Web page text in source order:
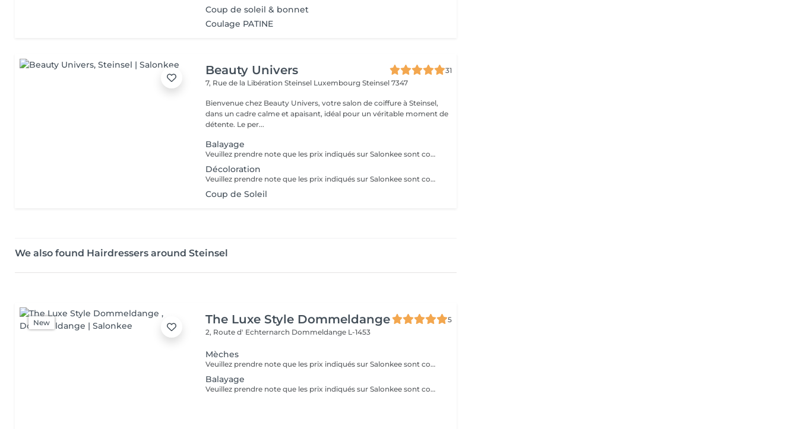
Coup de soleil & bonnet
Coulage PATINE
Beauty Univers
31
7, Rue de la Libération Steinsel LuxembourgSteinsel 7347
Bienvenue chez Beauty Univers, votre salon de coiffure à Steinsel,
dans un cadre calme et apaisant, idéal pour un véritable moment de
détente. Le per...
Balayage
Veuillez prendre note que les prix indiqués sur Salonkee sont communiqués à titre informatif et s'entendent de base. Ces derniers sont susceptibles de varier selon le diagnostic réalisé à votre arrivée au salon et l'expertise du professionnel à qui vous confiez votre beauté. Dans tous les cas, un devis précis vous sera proposé et toutes réalisations de prestations seront effectuées avec votre accord. Un grand merci d'avance pour votre compréhension. Au plaisir de vous revoir très vite.
Décoloration
Veuillez prendre note que les prix indiqués sur Salonkee sont communiqués à titre informatif et s'entendent de base. Ces derniers sont susceptibles de varier selon le diagnostic réalisé à votre arrivée au salon et l'expertise du professionnel à qui vous confiez votre beauté. Dans tous les cas, un devis précis vous sera proposé et toutes réalisations de prestations seront effectuées avec votre accord. Un grand merci d'avance pour votre compréhension. Au plaisir de vous revoir très vite.
Coup de Soleil
We also found Hairdressers around Steinsel
New The Luxe Style Dommeldange
5
2, Route d' Echternarch Dommeldange L-1453
Mèches
Veuillez prendre note que les prix indiqués sur Salonkee sont communiqués à titre informatif et s'entendent de base. Ces derniers sont susceptibles de varier selon le diagnostic réalisé à votre arrivée au salon et l'expertise du professionnel à qui vous confiez votre beauté. Dans tous les cas, un devis précis vous sera proposé et toutes réalisations de prestations seront effectuées avec votre accord. Un grand merci d'avance pour votre compréhension. Au plaisir de vous recevoir très vite.
Balayage
Veuillez prendre note que les prix indiqués sur Salonkee sont communiqués à titre informatif et s'entendent de base. Ces derniers sont susceptibles de varier selon le diagnostic réalisé à votre arrivée au salon et l'expertise du professionnel à qui vous confiez votre beauté. Dans tous les cas, un devis précis vous sera proposé et toutes réalisations de prestations seront effectuées avec votre accord. Un grand merci d'avance pour votre compréhension. Au plaisir de vous recevoir très vite.